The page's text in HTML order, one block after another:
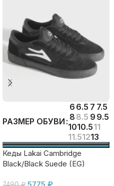
РАЗМЕР ОБУВИ
6 6.5 7 7.5
8 8.5 9 9.5
1010.511
11.51213
Кеды Lakai Cambridge
Black/Black Suede (EG)